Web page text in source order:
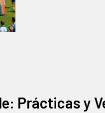
Prácticas y